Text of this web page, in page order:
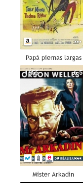
Papá piernas largas
6.5
1955
Mister Arkadin